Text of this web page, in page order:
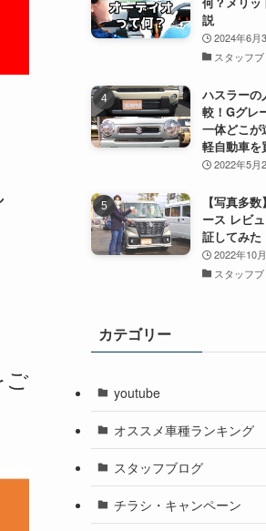
ご
説
2024年6月
スタッフ
ハスラーの
較！Gグレ
一体どこが
軽自動車を
2022年5月
【写真多
ース レビ
証してみた
2022年10
スタッフ
カテゴリー
youtube
オススメ車種ランキング
スタッフブログ
チラシ・キャンペーン